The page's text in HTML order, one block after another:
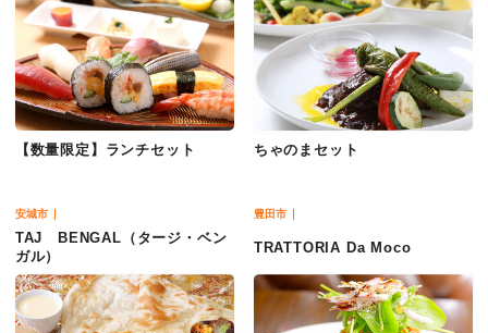
【数量限定】ランチセット ちゃのまセット
安城市
TAJ BENGAL（タージ・ベン
ガル）
豊田市
TRATTORIA Da Moco